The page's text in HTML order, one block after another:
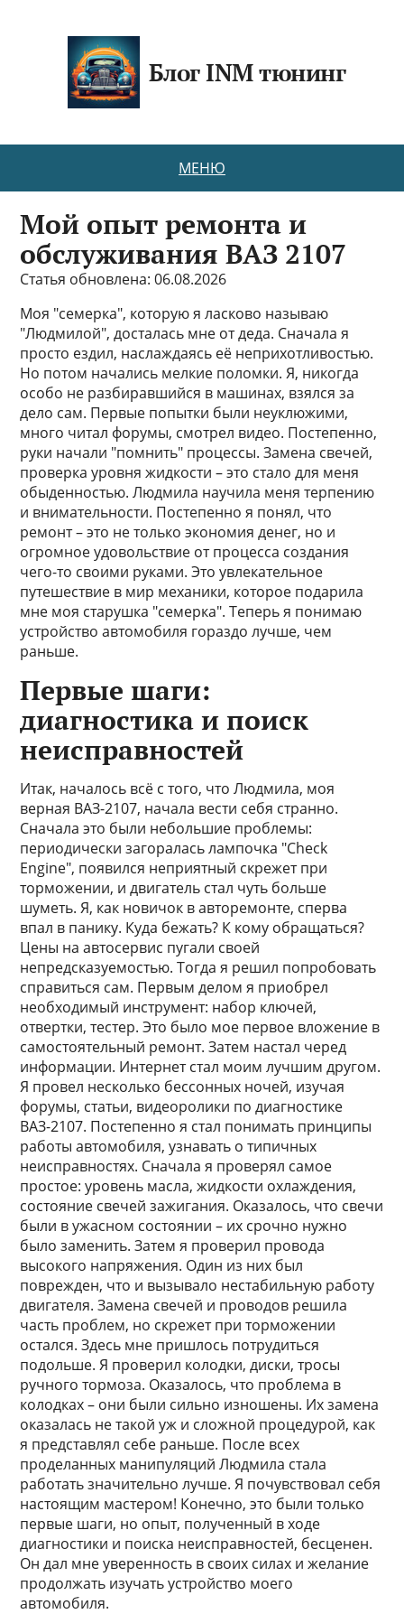
Блог INM тюнинг
МЕНЮ
Мой опыт ремонта и
обслуживания ВАЗ 2107
Статья обновлена: 06.08.2026
Моя "семерка", которую я ласково называю
"Людмилой", досталась мне от деда. Сначала я
просто ездил, наслаждаясь её неприхотливостью.
Но потом начались мелкие поломки. Я, никогда
особо не разбиравшийся в машинах, взялся за
дело сам. Первые попытки были неуклюжими,
много читал форумы, смотрел видео. Постепенно,
руки начали "помнить" процессы. Замена свечей,
проверка уровня жидкости – это стало для меня
обыденностью. Людмила научила меня терпению
и внимательности. Постепенно я понял, что
ремонт – это не только экономия денег, но и
огромное удовольствие от процесса создания
чего-то своими руками. Это увлекательное
путешествие в мир механики, которое подарила
мне моя старушка "семерка". Теперь я понимаю
устройство автомобиля гораздо лучше, чем
раньше.
Первые шаги:
диагностика и поиск
неисправностей
Итак, началось всё с того, что Людмила, моя
верная ВАЗ-2107, начала вести себя странно.
Сначала это были небольшие проблемы:
периодически загоралась лампочка "Check
Engine", появился неприятный скрежет при
торможении, и двигатель стал чуть больше
шуметь. Я, как новичок в авторемонте, сперва
впал в панику. Куда бежать? К кому обращаться?
Цены на автосервис пугали своей
непредсказуемостью. Тогда я решил попробовать
справиться сам. Первым делом я приобрел
необходимый инструмент: набор ключей,
отвертки, тестер. Это было мое первое вложение в
самостоятельный ремонт. Затем настал черед
информации. Интернет стал моим лучшим другом.
Я провел несколько бессонных ночей, изучая
форумы, статьи, видеоролики по диагностике
ВАЗ-2107. Постепенно я стал понимать принципы
работы автомобиля, узнавать о типичных
неисправностях. Сначала я проверял самое
простое: уровень масла, жидкости охлаждения,
состояние свечей зажигания. Оказалось, что свечи
были в ужасном состоянии – их срочно нужно
было заменить. Затем я проверил провода
высокого напряжения. Один из них был
поврежден, что и вызывало нестабильную работу
двигателя. Замена свечей и проводов решила
часть проблем, но скрежет при торможении
остался. Здесь мне пришлось потрудиться
подольше. Я проверил колодки, диски, тросы
ручного тормоза. Оказалось, что проблема в
колодках – они были сильно изношены. Их замена
оказалась не такой уж и сложной процедурой, как
я представлял себе раньше. После всех
проделанных манипуляций Людмила стала
работать значительно лучше. Я почувствовал себя
настоящим мастером! Конечно, это были только
первые шаги, но опыт, полученный в ходе
диагностики и поиска неисправностей, бесценен.
Он дал мне уверенность в своих силах и желание
продолжать изучать устройство моего
автомобиля.